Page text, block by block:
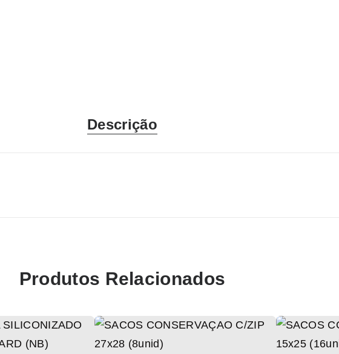
Descrição
Produtos Relacionados